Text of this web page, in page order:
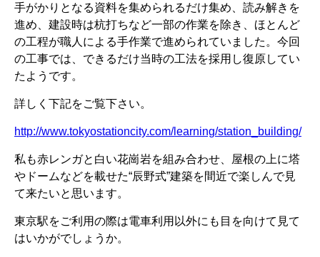
手がかりとなる資料を集められるだけ集め、読み解きを
進め、建設時は杭打ちなど一部の作業を除き、ほとんど
の工程が職人による手作業で進められていました。今回
の工事では、できるだけ当時の工法を採用し復原してい
たようです。
詳しく下記をご覧下さい。
http://www.tokyostationcity.com/learning/station_building/
私も赤レンガと白い花崗岩を組み合わせ、屋根の上に塔
やドームなどを載せた“辰野式”建築を間近で楽しんで見
て来たいと思います。
東京駅をご利用の際は電車利用以外にも目を向けて見て
はいかがでしょうか。